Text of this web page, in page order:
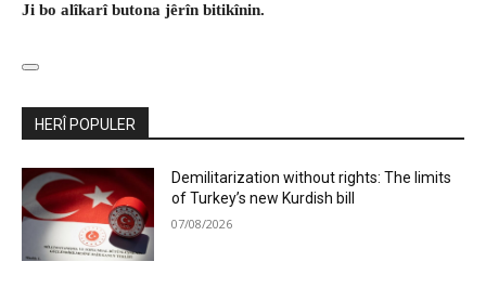
Ji bo alîkarî butona jêrîn bitikînin.
HERÎ POPULER
Demilitarization without rights: The limits
of Turkey’s new Kurdish bill
07/08/2026